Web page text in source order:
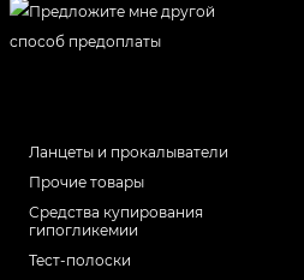
Ланцеты и прокалыватели
Прочие товары
Средства купирования
гипогликемии
Тест-полоски